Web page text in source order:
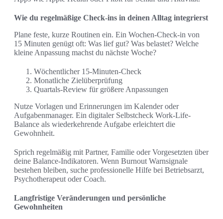
Wie du regelmäßige Check-ins in deinen Alltag integrierst
Plane feste, kurze Routinen ein. Ein Wochen-Check-in von
15 Minuten genügt oft: Was lief gut? Was belastet? Welche
kleine Anpassung machst du nächste Woche?
Wöchentlicher 15‑Minuten‑Check
Monatliche Zielüberprüfung
Quartals‑Review für größere Anpassungen
Nutze Vorlagen und Erinnerungen im Kalender oder
Aufgabenmanager. Ein digitaler Selbstcheck Work-Life-
Balance als wiederkehrende Aufgabe erleichtert die
Gewohnheit.
Sprich regelmäßig mit Partner, Familie oder Vorgesetzten über
deine Balance-Indikatoren. Wenn Burnout Warnsignale
bestehen bleiben, suche professionelle Hilfe bei Betriebsarzt,
Psychotherapeut oder Coach.
Langfristige Veränderungen und persönliche
Gewohnheiten